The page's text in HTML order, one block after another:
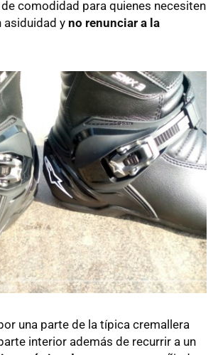
comodidad para quienes necesiten
asiduidad yno renunciar a la
una parte de la típica cremallera
interior además de recurrir a un